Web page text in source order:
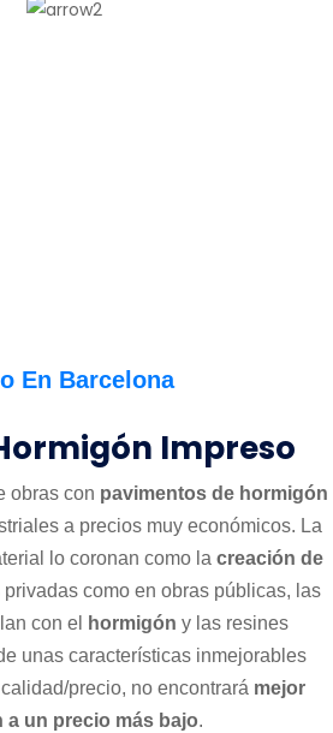
En Barcelona
Impreso
obras con pavimentos de hormigón
a precios muy económicos. La
lo coronan como la creación de
privadas como en obras públicas, las
con el
hormigón y las resines
unas características inmejorables
precio, no encontrará mejor
a un precio más bajo.